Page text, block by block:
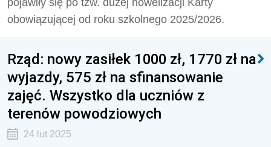
pojawiły się po tzw. dużej nowelizacji Karty
obowiązującej od roku szkolnego 2025/2026.
Rząd: nowy zasiłek 1000 zł, 1770 zł na
wyjazdy, 575 zł na sfinansowanie
zajęć. Wszystko dla uczniów z
terenów powodziowych
24 lut 2025